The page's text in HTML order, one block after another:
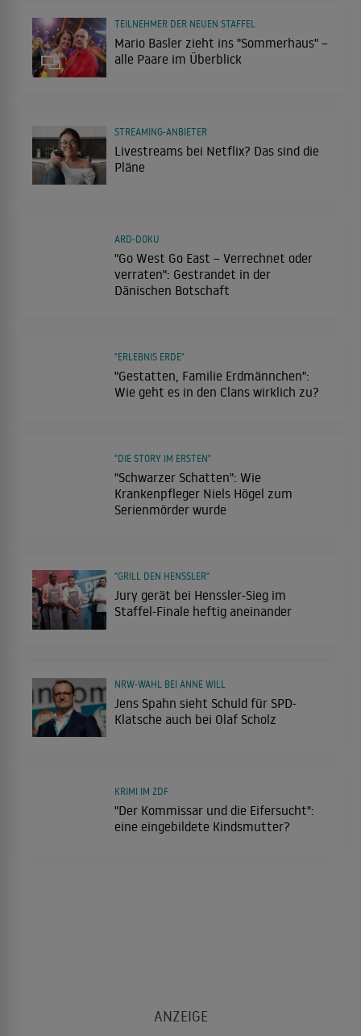
Mario Basler zieht ins "Sommerhaus" –
alle Paare im Überblick
TEILNEHMER DER NEUEN STAFFEL
Livestreams bei Netflix? Das sind die
Pläne
STREAMING-ANBIETER
"Go West Go East – Verrechnet oder
verraten": Gestrandet in der
Dänischen Botschaft
ARD-DOKU
"Gestatten, Familie Erdmännchen":
Wie geht es in den Clans wirklich zu?
"ERLEBNIS ERDE"
"Schwarzer Schatten": Wie
Krankenpfleger Niels Högel zum
Serienmörder wurde
"DIE STORY IM ERSTEN"
Jury gerät bei Henssler-Sieg im
Staffel-Finale heftig aneinander
"GRILL DEN HENSSLER"
Jens Spahn sieht Schuld für SPD-
Klatsche auch bei Olaf Scholz
NRW-WAHL BEI ANNE WILL
"Der Kommissar und die Eifersucht":
eine eingebildete Kindsmutter?
KRIMI IM ZDF